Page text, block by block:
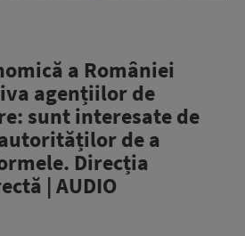
a României
agențiilor de
sunt interesate de
de a
Direcția
| AUDIO